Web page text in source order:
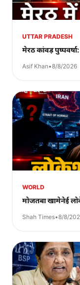
UTTAR PRADESH
मेरठ कांवड़
Asif Khan•8/8/2026
WORLD
मोजतबा खामेनेई
Shah Times•8/8/